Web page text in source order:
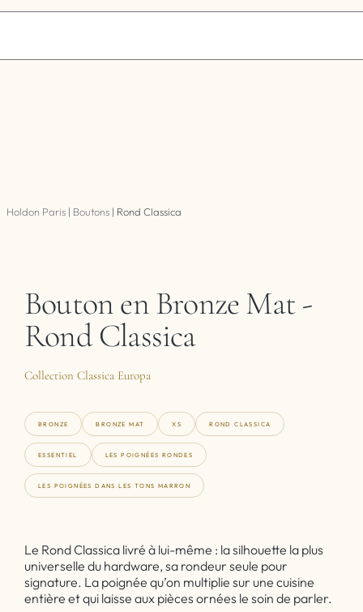
Holdon Paris | Boutons | Rond Classica
Bouton en Bronze Mat -
Rond Classica
Collection Classica Europa
BRONZE BRONZE MAT XS ROND CLASSICA
ESSENTIEL LES POIGNÉES RONDES
LES POIGNÉES DANS LES TONS MARRON
Le Rond Classica livré à lui-même : la silhouette la plus
universelle du hardware, sa rondeur seule pour
signature. La poignée qu’on multiplie sur une cuisine
entière et qui laisse aux pièces ornées le soin de parler.